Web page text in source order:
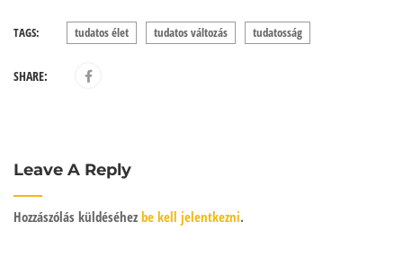
TAGS: tudatos élet tudatos változás tudatosság
SHARE:
Leave A Reply
Hozzászólás küldéséhez be kell jelentkezni.